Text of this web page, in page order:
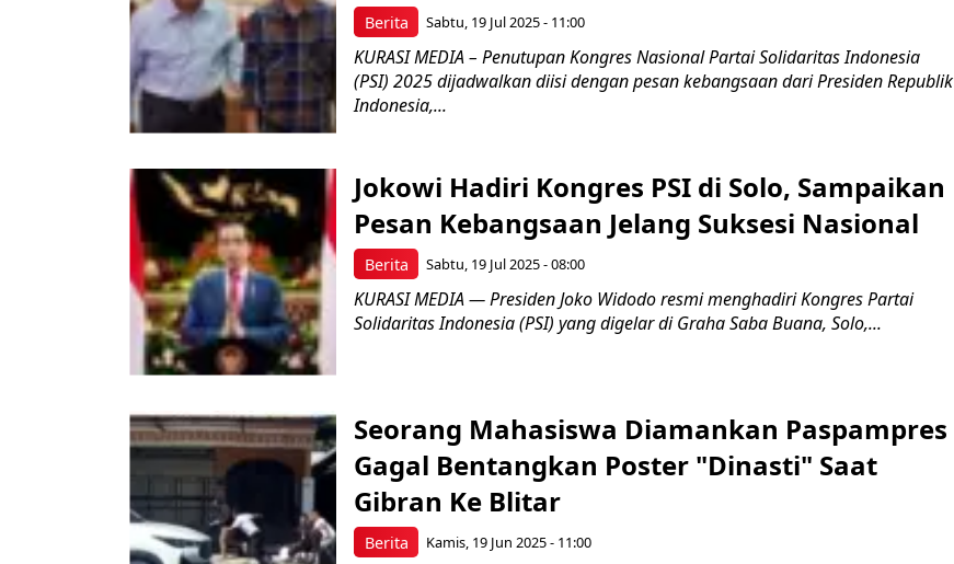
Berita Sabtu, 19 Jul 2025 - 11:00
KURASI MEDIA – Penutupan Kongres Nasional Partai Solidaritas Indonesia
(PSI) 2025 dijadwalkan diisi dengan pesan kebangsaan dari Presiden Republik
Indonesia,...
Berita
Jokowi Hadiri Kongres PSI di Solo, Sampaikan
Pesan Kebangsaan Jelang Suksesi Nasional
Sabtu, 19 Jul 2025 - 08:00
KURASI MEDIA — Presiden Joko Widodo resmi menghadiri Kongres Partai
Solidaritas Indonesia (PSI) yang digelar di Graha Saba Buana, Solo,...
Berita
Seorang Mahasiswa Diamankan Paspampres
Gagal Bentangkan Poster "Dinasti" Saat
Gibran Ke Blitar
Kamis, 19 Jun 2025 - 11:00